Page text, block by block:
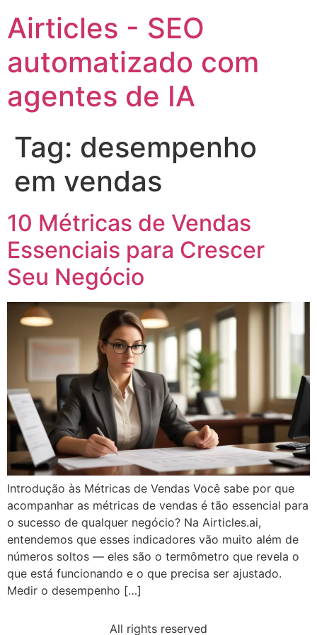
Airticles - SEO
automatizado com
agentes de IA
Tag: desempenho
em vendas
10 Métricas de Vendas
Essenciais para Crescer
Seu Negócio
Introdução às Métricas de Vendas Você sabe por que
acompanhar as métricas de vendas é tão essencial para
o sucesso de qualquer negócio? Na Airticles.ai,
entendemos que esses indicadores vão muito além de
números soltos — eles são o termômetro que revela o
que está funcionando e o que precisa ser ajustado.
Medir o desempenho […]
All rights reserved